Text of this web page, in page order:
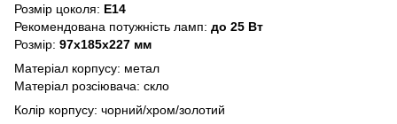
Розмір цоколя: Е14
Рекомендована потужність ламп: до 25 Вт
Розмір: 97x185x227 мм
Матеріал корпусу: метал
Матеріал розсіювача: скло
Колір корпусу: чорний/хром/золотий